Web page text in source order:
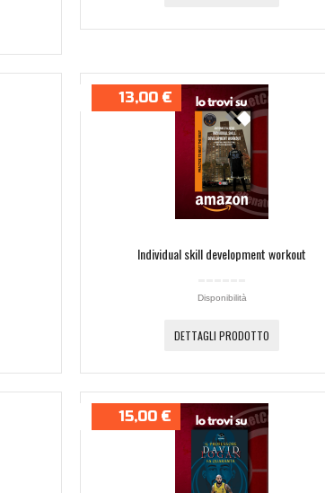
13,00 €
Individual skill development workout
Disponibilità
DETTAGLI PRODOTTO
15,00 €